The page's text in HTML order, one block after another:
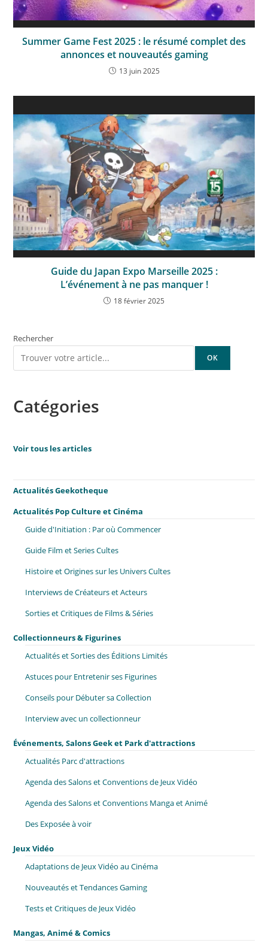
Summer Game Fest 2025 : le résumé complet des
annonces et nouveautés gaming
13 juin 2025
Guide du Japan Expo Marseille 2025 :
L’événement à ne pas manquer !
18 février 2025
Rechercher
OK
Catégories
Voir tous les articles
Actualités Geekotheque
Actualités Pop Culture et Cinéma
Guide d'Initiation : Par où Commencer
Guide Film et Series Cultes
Histoire et Origines sur les Univers Cultes
Interviews de Créateurs et Acteurs
Sorties et Critiques de Films & Séries
Collectionneurs & Figurines
Actualités et Sorties des Éditions Limités
Astuces pour Entretenir ses Figurines
Conseils pour Débuter sa Collection
Interview avec un collectionneur
Événements, Salons Geek et Park d'attractions
Actualités Parc d'attractions
Agenda des Salons et Conventions de Jeux Vidéo
Agenda des Salons et Conventions Manga et Animé
Des Exposée à voir
Jeux Vidéo
Adaptations de Jeux Vidéo au Cinéma
Nouveautés et Tendances Gaming
Tests et Critiques de Jeux Vidéo
Mangas, Animé & Comics